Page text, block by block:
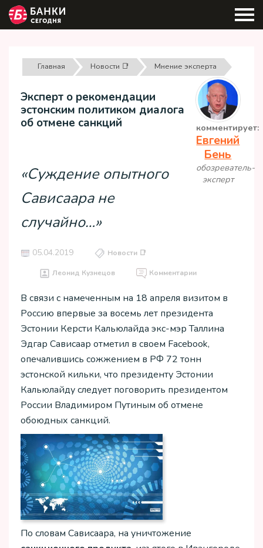
Главная Новости 📑 Мнение эксперта
Эксперт о рекомендации
эстонским политиком диалога
об отмене санкций
«Суждение опытного
Сависаара не
случайно…»
комментирует:
Евгений
Бень
обозреватель-
эксперт
05.04.2019 Новости 📑
Леонид Кузнецов Комментарии
В связи с намеченным на 18 апреля визитом в
Россию впервые за восемь лет президента
Эстонии Керсти Кальюлайда экс-мэр Таллина
Эдгар Сависаар отметил в своем Facebook,
опечалившись сожжением в РФ 72 тонн
эстонской кильки, что президенту Эстонии
Кальюлайду следует поговорить президентом
России Владимиром Путиным об отмене
обоюдных санкций.
По словам Сависаара, на уничтожение